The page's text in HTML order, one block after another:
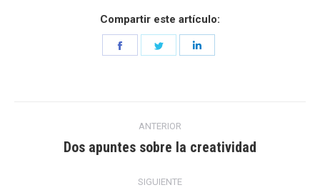
Compartir este artículo:
Share
entre
ANTERIOR
Entrada
Dos apuntes sobre la creatividad
SIGUIENTE